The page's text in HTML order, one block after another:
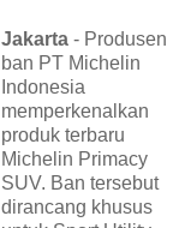
Jakarta - Produsen
ban PT Michelin
Indonesia
memperkenalkan
produk terbaru
Michelin Primacy
SUV. Ban tersebut
dirancang khusus